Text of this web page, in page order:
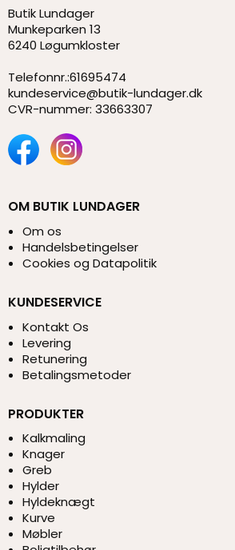
Butik Lundager
Munkeparken 13
6240 Løgumkloster
Telefonnr.:61695474
kundeservice@butik-lundager.dk
CVR-nummer: 33663307
OM BUTIK LUNDAGER
Om os
Handelsbetingelser
Cookies og Datapolitik
KUNDESERVICE
Kontakt Os
Levering
Retunering
Betalingsmetoder
PRODUKTER
Kalkmaling
Knager
Greb
Hylder
Hyldeknægt
Kurve
Møbler